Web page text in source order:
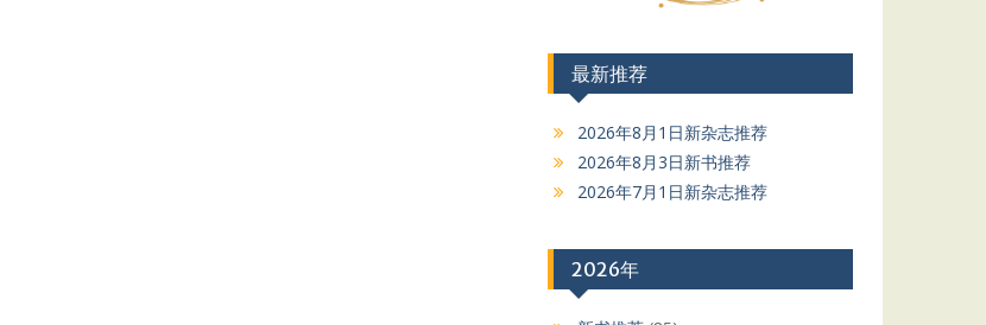
最新推荐
2026年8月1日新杂志推荐
2026年8月3日新书推荐
2026年7月1日新杂志推荐
2026年